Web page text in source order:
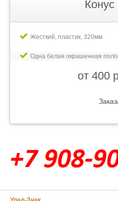
Жесткий, пластик, 320мм
Одна белая окрашенная
от 400